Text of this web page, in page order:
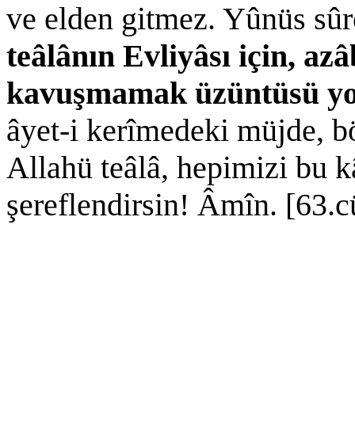
ve elden gitmez. Yûnüs
teâlânın Evliyâsı için,
kavuşmamak üzüntüsü
âyet-i kerîmedeki müjde,
Allahü teâlâ, hepimizi bu
şereflendirsin! Âmîn.